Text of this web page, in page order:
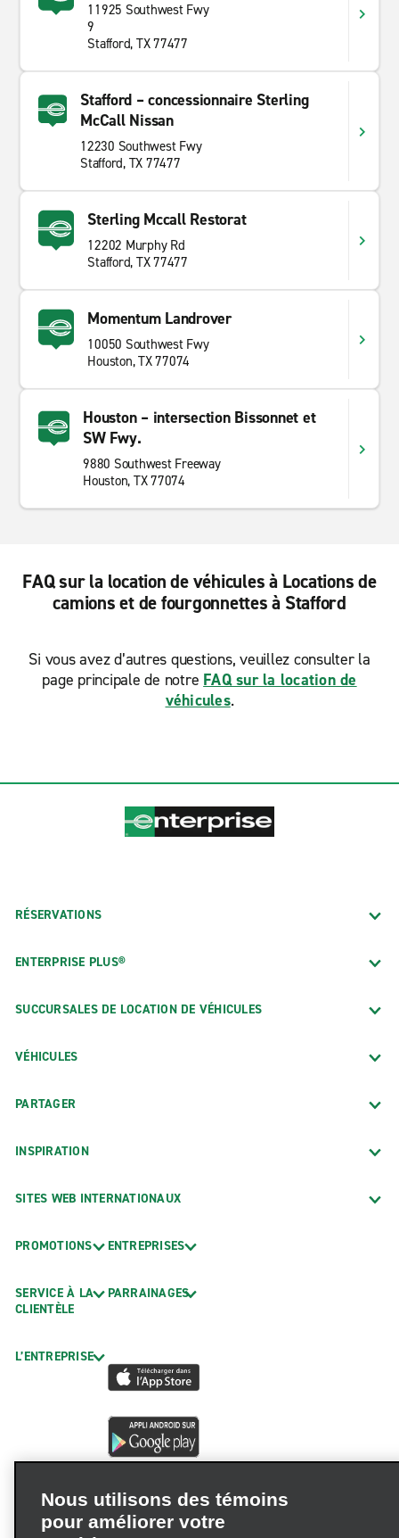
11925 Southwest Fwy
9
Stafford, TX 77477
Stafford – concessionnaire Sterling
McCall Nissan
12230 Southwest Fwy
Stafford, TX 77477
Sterling Mccall Restorat
12202 Murphy Rd
Stafford, TX 77477
Momentum Landrover
10050 Southwest Fwy
Houston, TX 77074
Houston – intersection Bissonnet et
SW Fwy.
9880 Southwest Freeway
Houston, TX 77074
FAQ sur la location de véhicules à Locations de
camions et de fourgonnettes à Stafford
Si vous avez d’autres questions, veuillez consulter la
page principale de notre FAQ sur la location de
véhicules.
RÉSERVATIONS
ENTERPRISE PLUS®
SUCCURSALES DE LOCATION DE VÉHICULES
VÉHICULES
PARTAGER
INSPIRATION
SITES WEB INTERNATIONAUX
PROMOTIONS
SERVICE À LA
CLIENTÈLE
L’ENTREPRISE
ENTREPRISES
PARRAINAGES
Nous utilisons des témoins
pour améliorer votre